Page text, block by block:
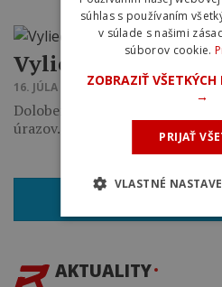
Vyliečte si
16. JÚLA 2015 13:42
Dolobene gél pomáha jazdcom
úrazov.
AKTUALITY
súhlas s používaním
v súlade s našimi
súborov cookie.
ZOBRAZIŤ
→
PRIJAŤ
VLASTNÉ